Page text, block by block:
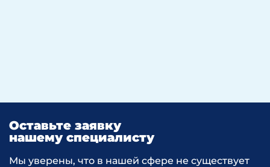
Оставьте заявку
нашему специалисту
Мы уверены, что в нашей сфере не существует